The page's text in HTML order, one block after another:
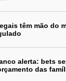
têm mão do
alerta: bets
das